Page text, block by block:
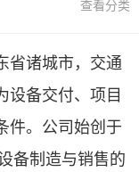
查看分类
省诸城市，交通
设备交付、项目
件。公司始创于
备制造与销售的